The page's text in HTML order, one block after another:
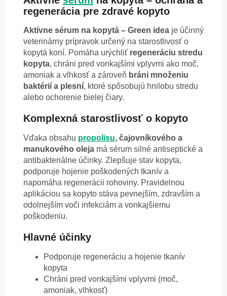
regenerácia pre zdravé kopyto
Aktívne sérum na kopytá – Green idea je účinný
veterinárny prípravok určený na starostlivosť o
kopytá koní. Pomáha urýchliť regeneráciu stredu
kopyta, chráni pred vonkajšími vplyvmi ako moč,
amoniak a vlhkosť a zároveň bráni množeniu
baktérií a plesní, ktoré spôsobujú hnilobu stredu
alebo ochorenie bielej čiary.
Komplexná starostlivosť o kopyto
Vďaka obsahu propolisu, čajovníkového a
manukového oleja má sérum silné antiseptické a
antibakteriálne účinky. Zlepšuje stav kopyta,
podporuje hojenie poškodených tkanív a
napomáha regenerácii rohoviny. Pravidelnou
aplikáciou sa kopyto stáva pevnejším, zdravším a
odolnejším voči infekciám a vonkajšiemu
poškodeniu.
Hlavné účinky
Podporuje regeneráciu a hojenie tkanív
kopyta
Chráni pred vonkajšími vplyvmi (moč,
amoniak, vlhkosť)